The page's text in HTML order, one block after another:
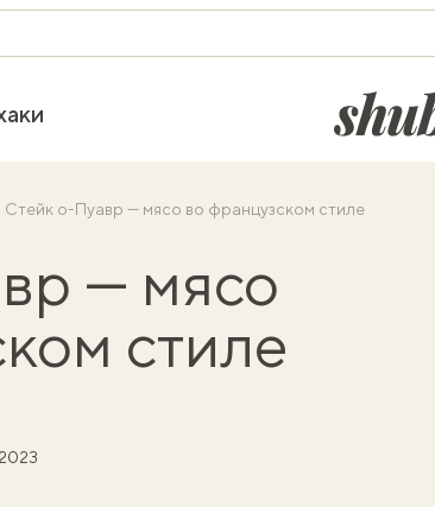
shuba.life
Стейк о-Пуавр — мясо во французском стиле
— мясо
стиле